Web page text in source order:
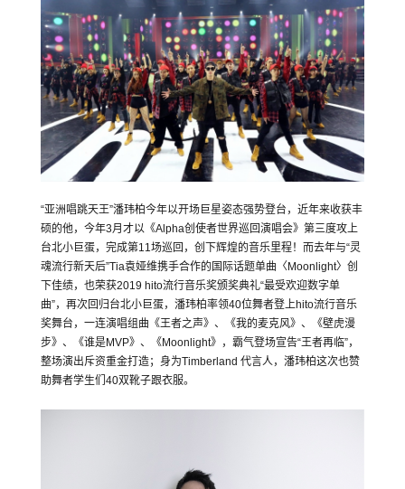
“亚洲唱跳天王”潘玮柏今年以开场巨星姿态强势登台，近年来收获丰
硕的他，今年3月才以《Alpha创使者世界巡回演唱会》第三度攻上
台北小巨蛋，完成第11场巡回，创下辉煌的音乐里程！而去年与“灵
魂流行新天后”Tia袁娅维携手合作的国际话题单曲〈Moonlight〉创
下佳绩，也荣获2019 hito流行音乐奖颁奖典礼“最受欢迎数字单
曲”，再次回归台北小巨蛋，潘玮柏率领40位舞者登上hito流行音乐
奖舞台，一连演唱组曲《王者之声》、《我的麦克风》、《壁虎漫
步》、《谁是MVP》、《Moonlight》，霸气登场宣告“王者再临”，
整场演出斥资重金打造；身为Timberland 代言人，潘玮柏这次也赞
助舞者学生们40双靴子跟衣服。